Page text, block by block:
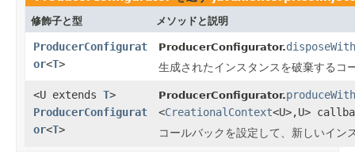
修飾子と型 メソッドと説明
ProducerConfigurat
or<T>
ProducerConfigurator.disposeWith
生成されたインスタンスを破棄するコ
<U extends T>
ProducerConfigurat
or<T>
ProducerConfigurator.produceWith
<CreationalContext<U>,U>
コールバックを設定して、新しいイン